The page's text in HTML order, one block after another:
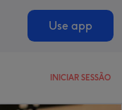
Use app
INICIAR SESSÃO